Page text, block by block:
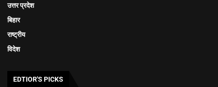
उत्तर प्रदेश
बिहार
राष्ट्रीय
विदेश
EDTIOR'S PICKS